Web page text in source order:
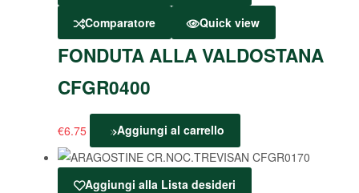
Comparatore Quick view
FONDUTA ALLA VALDOSTANA
CFGR0400
€6.75 Aggiungi al carrello
Aggiungi alla Lista desideri